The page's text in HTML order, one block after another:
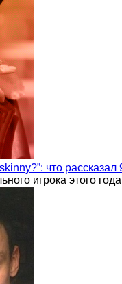
что рассказал
игрока этого